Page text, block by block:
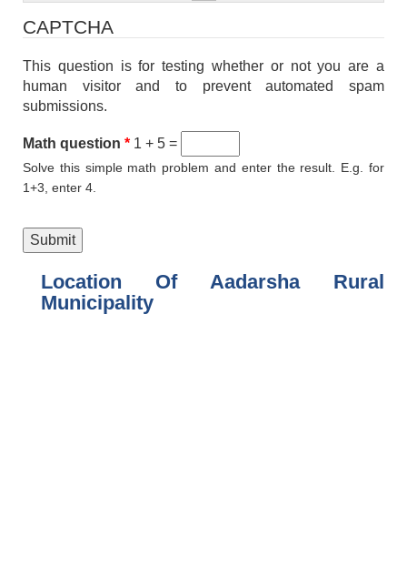
CAPTCHA
This question is for testing whether or not you are a
human visitor and to prevent automated spam
submissions.
Math question * 1 + 5 =
Solve this simple math problem and enter the result. E.g. for
1+3, enter 4.
Location Of Aadarsha Rural
Municipality